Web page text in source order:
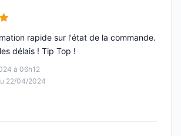
5
à 06h12
22/04/2024
rapide sur l'état de la commande.
délais ! Tip Top !